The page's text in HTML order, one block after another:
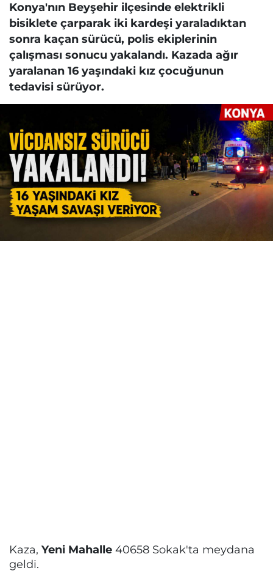
Konya'nın Beyşehir ilçesinde elektrikli
bisiklete çarparak iki kardeşi yaraladıktan
sonra kaçan sürücü, polis ekiplerinin
çalışması sonucu yakalandı. Kazada ağır
yaralanan 16 yaşındaki kız çocuğunun
tedavisi sürüyor.
Kaza, Yeni Mahalle 40658 Sokak'ta meydana
geldi.